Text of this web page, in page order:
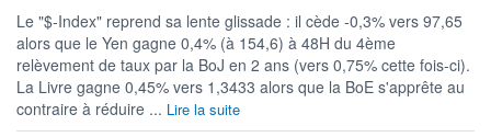
Le "$-Index" reprend sa lente glissade : il cède -0,3% vers 97,65
alors que le Yen gagne 0,4% (à 154,6) à 48H du 4ème
relèvement de taux par la BoJ en 2 ans (vers 0,75% cette fois-ci).
La Livre gagne 0,45% vers 1,3433 alors que la BoE s'apprête au
contraire à réduire ... Lire la suite